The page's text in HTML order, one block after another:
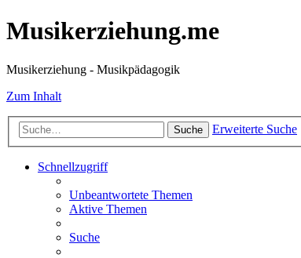
Musikerziehung.me
Musikerziehung - Musikpädagogik
Zum Inhalt
Suche Erweiterte Suche
Schnellzugriff
Unbeantwortete Themen
Aktive Themen
Suche